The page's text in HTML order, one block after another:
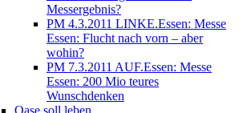
Messergebnis?
PM 4.3.2011 LINKE.Essen: Messe
Essen: Flucht nach vorn – aber
wohin?
PM 7.3.2011 AUF.Essen: Messe
Essen: 200 Mio teures
Wunschdenken
Oase soll leben